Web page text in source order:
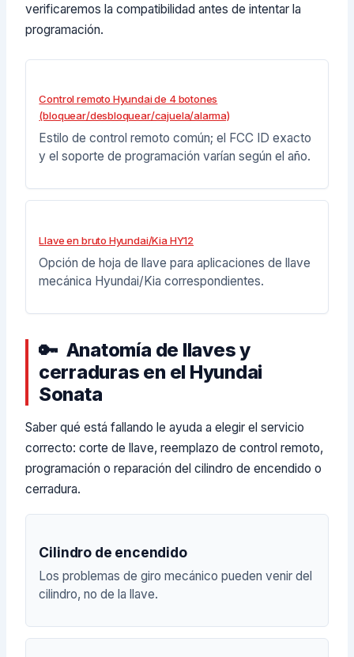
verificaremos la compatibilidad antes de intentar la
programación.
Control remoto Hyundai de 4 botones
(bloquear/desbloquear/cajuela/alarma)
Estilo de control remoto común; el FCC ID exacto
y el soporte de programación varían según el año.
Llave en bruto Hyundai/Kia HY12
Opción de hoja de llave para aplicaciones de llave
mecánica Hyundai/Kia correspondientes.
Anatomía de llaves y
cerraduras en el Hyundai
Sonata
Saber qué está fallando le ayuda a elegir el servicio
correcto: corte de llave, reemplazo de control remoto,
programación o reparación del cilindro de encendido o
cerradura.
Cilindro de encendido
Los problemas de giro mecánico pueden venir del
cilindro, no de la llave.